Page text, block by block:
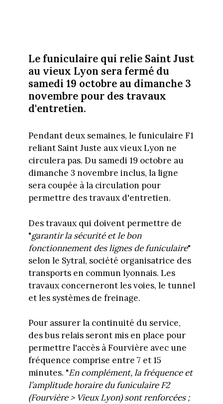
Le funiculaire qui relie Saint Just
au vieux Lyon sera fermé du
samedi 19 octobre au dimanche 3
novembre pour des travaux
d'entretien.
Pendant deux semaines, le funiculaire F1
reliant Saint Juste aux vieux Lyon ne
circulera pas. Du samedi 19 octobre au
dimanche 3 novembre inclus, la ligne
sera coupée à la circulation pour
permettre des travaux d'entretien.
Des travaux qui doivent permettre de
"garantir la sécurité et le bon
fonctionnement des lignes de funiculaire"
selon le Sytral, société organisatrice des
transports en commun lyonnais. Les
travaux concerneront les voies, le tunnel
et les systèmes de freinage.
Pour assurer la continuité du service,
des bus relais seront mis en place pour
permettre l'accès à Fourvière avec une
fréquence comprise entre 7 et 15
minutes. "En complément, la fréquence et
l’amplitude horaire du funiculaire F2
(Fourvière > Vieux Lyon) sont renforcées ;